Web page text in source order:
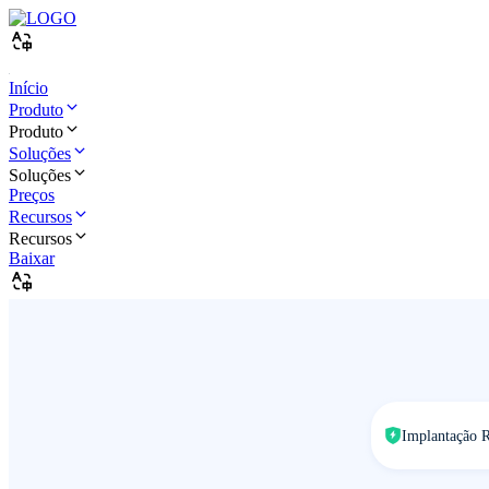
Início
Produto
Produto
Soluções
Soluções
Preços
Recursos
Recursos
Baixar
Implantação